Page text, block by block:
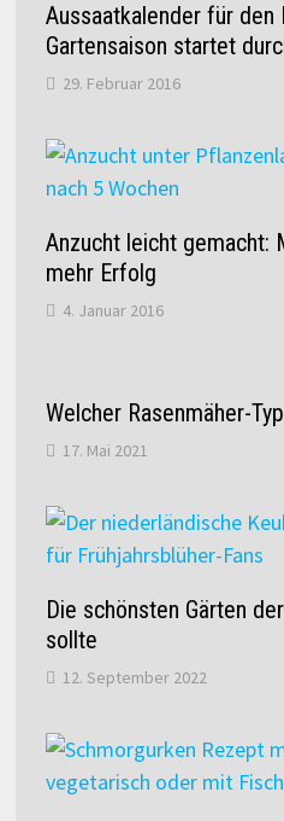
Aussaatkalender für den
Gartensaison startet
29. Februar 2016
Anzucht leicht gemacht:
mehr Erfolg
4. Januar 2016
Welcher Rasenmäher-
17. Mai 2021
Die schönsten Gärten
sollte
12. September 2022